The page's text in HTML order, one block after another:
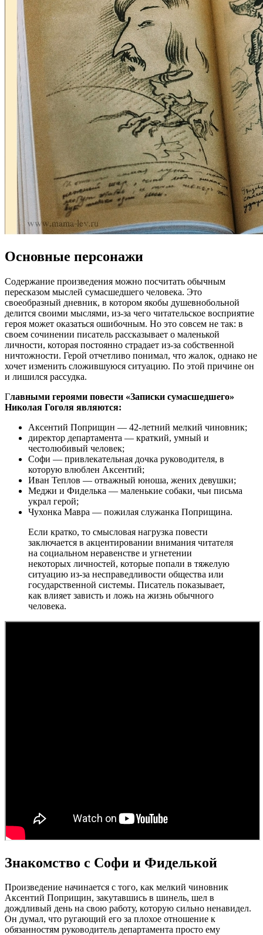
Основные персонажи
Содержание произведения можно посчитать обычным
пересказом мыслей сумасшедшего человека. Это
своеобразный дневник, в котором якобы душевнобольной
делится своими мыслями, из-за чего читательское восприятие
героя может оказаться ошибочным. Но это совсем не так: в
своем сочинении писатель рассказывает о маленькой
личности, которая постоянно страдает из-за собственной
ничтожности. Герой отчетливо понимал, что жалок, однако не
хочет изменить сложившуюся ситуацию. По этой причине он
и лишился рассудка.
Главными героями повести «Записки сумасшедшего»
Николая Гоголя являются:
Аксентий Поприщин — 42-летний мелкий чиновник;
директор департамента — краткий, умный и
честолюбивый человек;
Софи — привлекательная дочка руководителя, в
которую влюблен Аксентий;
Иван Теплов — отважный юноша, жених девушки;
Меджи и Фиделька — маленькие собаки, чьи письма
украл герой;
Чухонка Мавра — пожилая служанка Поприщина.
Если кратко, то смысловая нагрузка повести
заключается в акцентировании внимания читателя
на социальном неравенстве и угнетении
некоторых личностей, которые попали в тяжелую
ситуацию из-за несправедливости общества или
государственной системы. Писатель показывает,
как влияет зависть и ложь на жизнь обычного
человека.
Знакомство с Софи и Фиделькой
Произведение начинается с того, как мелкий чиновник
Аксентий Поприщин, закутавшись в шинель, шел в
дождливый день на свою работу, которую сильно ненавидел.
Он думал, что ругающий его за плохое отношение к
обязанностям руководитель департамента просто ему